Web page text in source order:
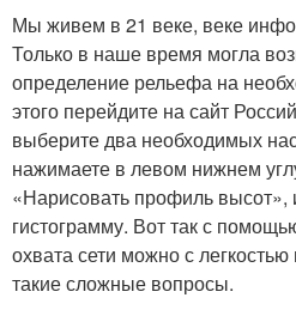
Мы живем в 21 веке, веке
Только в наше время могла
определение рельефа на
этого перейдите на сайт
выберите два необходимых
нажимаете в левом нижнем
«Нарисовать профиль высот»,
гистограмму. Вот так с
охвата сети можно с легкостью
такие сложные вопросы.